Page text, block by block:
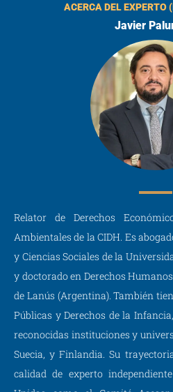
ACERCA DEL EXPERTO
Javier
Relator de Derechos
Ambientales de la CIDH. Es
y Ciencias Sociales de la
y doctorado en Derechos
de Lanús (Argentina). También
Públicas y Derechos de la
reconocidas instituciones y
Suecia, y Finlandia. Su
calidad de experto